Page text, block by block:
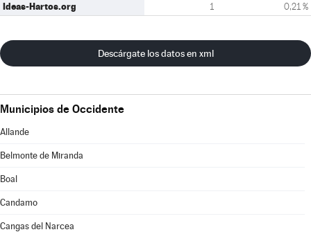
Ideas-Hartos.org 1 0,21 %
Descárgate los datos en xml
Municipios de Occidente
Allande
Belmonte de Miranda
Boal
Candamo
Cangas del Narcea